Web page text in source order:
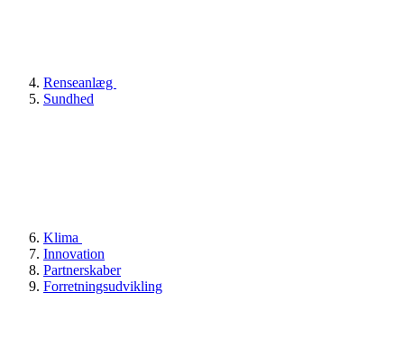
Renseanlæg
Sundhed
Klima
Innovation
Partnerskaber
Forretningsudvikling